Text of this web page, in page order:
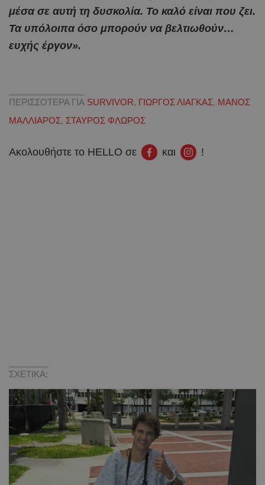
μέσα σε αυτή τη δυσκολία. Το καλό είναι που ζει.
Τα υπόλοιπα όσο μπορούν να βελτιωθούν…
ευχής έργον».
ΠΕΡΙΣΣΟΤΕΡΑ ΓΙΑ SURVIVOR, ΓΙΩΡΓΟΣ ΛΙΑΓΚΑΣ, ΜΑΝΟΣ
ΜΑΛΛΙΑΡΟΣ, ΣΤΑΥΡΟΣ ΦΛΩΡΟΣ
Ακολουθήστε το HELLO σε και !
ΣΧΕΤΙΚΑ: